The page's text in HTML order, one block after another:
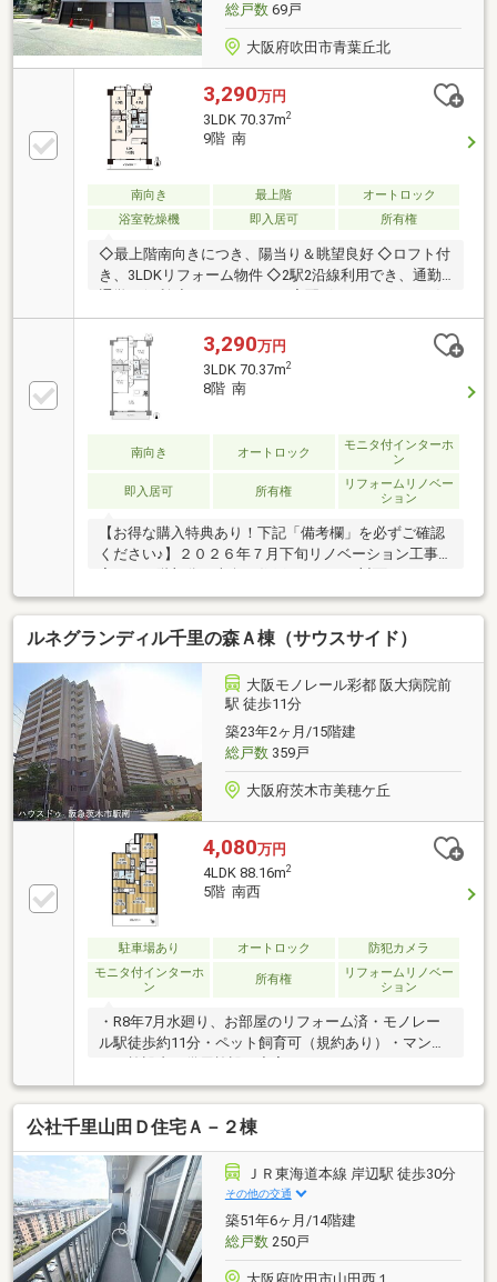
総戸数69戸
大阪府吹田市青葉丘北
3,290万円
3LDK 70.37m2
9階 南
南向き 最上階
オートロック
浴室乾燥機
即入居可 所有権
◇最上階南向きにつき、陽当り＆眺望良好 ◇ロフト付
き、3LDKリフォーム物件 ◇2駅2沿線利用でき、通勤
育可(細則有) ◇長期修繕計画有り
3,290万円
3LDK 70.37m2
8階 南
南向き オートロック
モニタ付インターホ
ン
即入居可 所有権
リフォームリノベー
ション
【お得な購入特典あり！下記「備考欄」を必ずご確認
ください♪】２０２６年７月下旬リノベーション工事
（食洗機付き）／ペット飼育可（※細則有り）♪
ルネグランディル千里の森Ａ棟（サウスサイド）
大阪モノレール彩都 阪大病院前
駅 徒歩11分
築23年2ヶ月/15階建
総戸数359戸
大阪府茨木市美穂ケ丘
4,080万円
4LDK 88.16m2
5階 南西
駐車場あり オートロック
防犯カメラ
モニタ付インターホ
ン
所有権
リフォームリノベー
ション
・R8年7月水廻り、お部屋のリフォーム済・モノレー
ル駅徒歩約11分・ペット飼育可（規約あり）・マンシ
公社千里山田Ｄ住宅Ａ－２棟
ＪＲ東海道本線 岸辺駅 徒歩30分
その他の交通
築51年6ヶ月/14階建
総戸数250戸